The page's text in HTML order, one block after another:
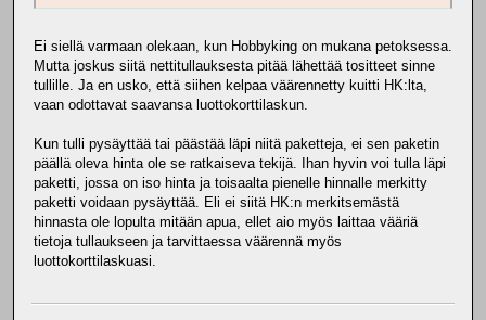
Ei siellä varmaan olekaan, kun Hobbyking on mukana petoksessa.
Mutta joskus siitä nettitullauksesta pitää lähettää tositteet sinne
tullille. Ja en usko, että siihen kelpaa väärennetty kuitti HK:lta,
vaan odottavat saavansa luottokorttilaskun.
Kun tulli pysäyttää tai päästää läpi niitä paketteja, ei sen paketin
päällä oleva hinta ole se ratkaiseva tekijä. Ihan hyvin voi tulla läpi
paketti, jossa on iso hinta ja toisaalta pienelle hinnalle merkitty
paketti voidaan pysäyttää. Eli ei siitä HK:n merkitsemästä
hinnasta ole lopulta mitään apua, ellet aio myös laittaa vääriä
tietoja tullaukseen ja tarvittaessa väärennä myös
luottokorttilaskuasi.